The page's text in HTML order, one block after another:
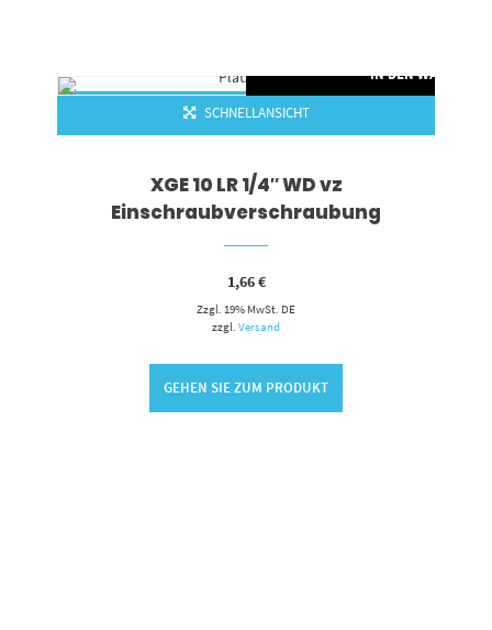
IN DEN
SCHNELLANSICHT
XGE 10 LR 1/4″ WD vz
Einschraubverschraubung
1,66€
Zzgl. 19% MwSt. DE
zzgl.Versand
GEHEN SIE ZUM PRODUKT